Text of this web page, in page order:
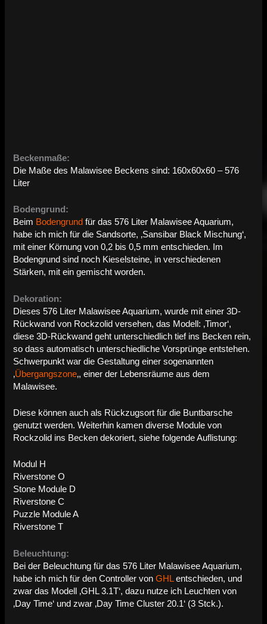
Beckenmaße:
Die Maße des Malawisee Beckens sind: 160x60x60 – 576
Liter
Bodengrund:
Beim Bodengrund für das 576 Liter Malawisee Aquarium,
habe ich mich für die Sandsorte, ‚Sansibar Black Mischung‘,
mit einer Körnung von 0,2 bis 0,5 mm entschieden. Im
Bodengrund sind noch Kieselsteine, in verschiedenen
Stärken, mit ein gemischt worden.
Dekoration:
Dieses 576 Liter Malawisee Aquarium, wurde mit einer 3D-
Rückwand von Rockzolid versehen, das Modell: ‚Timor‘,
diese 3D-Rückwand geht unterschiedlich tief ins Becken rein,
so dass automatisch unterschiedliche Vorsprünge entstehen.
Schwerpunkt war die Gestaltung einer sogenannten
‚Übergangszone‚, einer der Lebensräume aus dem
Malawisee.
Diese können auch als Rückzugsort für die Buntbarsche
genutzt werden. Weiterhin kamen diverse Module von
Rockzolid ins Becken dekoriert, siehe folgende Auflistung:
Modul H
Riverstone O
Stone Module D
Riverstone C
Puzzle Module A
Riverstone T
Beleuchtung:
Bei der Beleuchtung für das 576 Liter Malawisee Aquarium,
habe ich mich für den Controller vonGHLentschieden, und
zwar das Modell ‚GHL 3.1T‘, dazu nutze ich Leuchten von
‚Day Time‘ und zwar ‚Day Time Cluster 20.1‘ (3 Stck.).